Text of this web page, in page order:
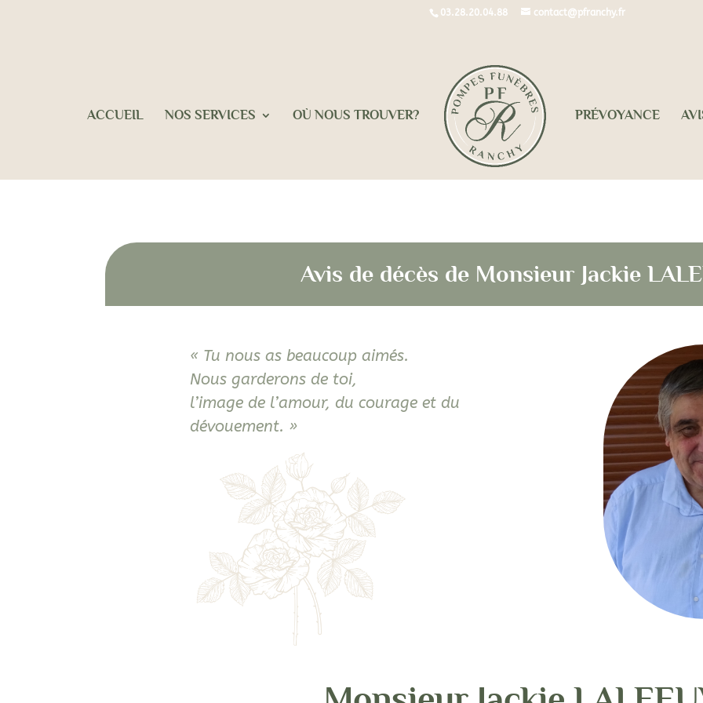
03.28.20.04.88 contact@pfranchy.fr
ACCUEIL NOS SERVICES OÙ NOUS TROUVER? PRÉVOYANCE
Avis de décès de Monsieur Jackie
« Tu nous as beaucoup aimés.
Nous garderons de toi,
l’image de l’amour, du courage et du
dévouement. »